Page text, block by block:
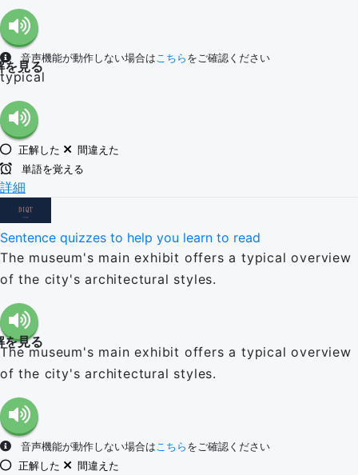
音声機能が動作しない場合はこちら をご確認ください
を見る
typical
正解した
間違えた
単語を覚える
詳細
Sentence quizzes to help you learn to read
The museum's main exhibit offers a typical overview
of the city's architectural styles.
を見る
The museum's main exhibit offers a typical overview
of the city's architectural styles.
音声機能が動作しない場合はこちら をご確認ください
正解した
間違えた